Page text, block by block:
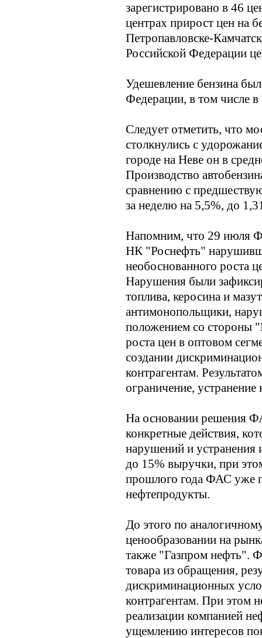
зарегистрировано в 46
центрах прирост цен на
Петропавловске-
Российской Федерации
Удешевление бензина
Федерации, в том числе в
Следует отметить, что
столкнулись с
городе на Неве он в
Производство
сравнению с
за неделю на 5,5%, до
Напомним, что 29 июля
НК "Роснефть"
необоснованного роста
Нарушения были
топлива, керосина и
антимонопольщики,
положением со стороны
роста цен в оптовом
создании
контрагентам.
ограничение,
На основании решения
конкретные действия,
нарушений и устранения
до 15% выручки, при
прошлого года ФАС уже
нефтепродукты.
До этого по
ценообразовании на
также "Газпром нефть".
товара из обращения,
дискриминационных
контрагентам. При этом
реализации компанией
ущемлению интересов